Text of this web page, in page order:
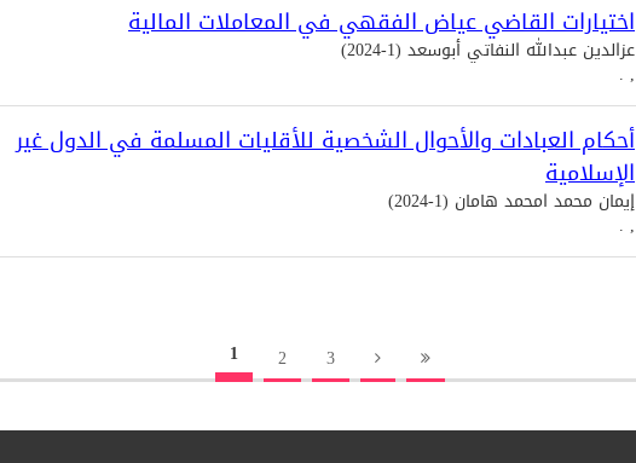
اختيارات القاضي عياض الفقهي في المعاملات المالية
عزالدين عبدالله النفاتي أبوسعد (1-2024)
, .
أحكام العبادات والأحوال الشخصية للأقليات المسلمة في الدول غير
الإسلامية
إيمان محمد امحمد هامان (1-2024)
, .
1 2 3